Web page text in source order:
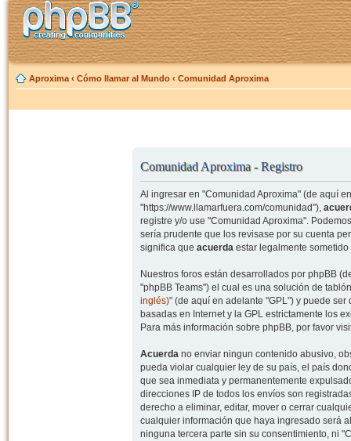
Aproxima ‹ Cómo llamar al Mundo ‹ Comunidad Aproxima
Comunidad Aproxima - Registro
Al ingresar en "Comunidad Aproxima" (de aquí
"https://www.llamarfuera.com/comunidad"),
registre y/o use "Comunidad Aproxima".
sería prudente que los revisase por su cuenta
significa que acuerdaestar legalmente sometido
Nuestros foros están desarrollados por phpBB
"phpBB Teams") el cual es una solución de
inglés)" (de aquí en adelante "GPL") y puede
basadas en Internet y la GPL estrictamente los
Para más información sobre phpBB, por favor
Acuerdano enviar ningun contenido abusivo,
pueda violar cualquier ley de su país, el país
que sea inmediata y permanentemente
direcciones IP de todos los envíos son
derecho a eliminar, editar, mover o cerrar
cualquier información que haya ingresado será
ninguna tercera parte sin su consentimiento, ni